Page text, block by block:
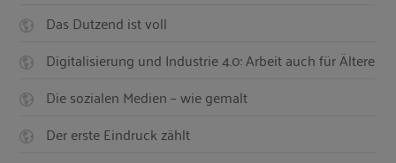
Das Dutzend ist voll
Digitalisierung und Industrie 4.0: Arbeit auch für Ältere
Die sozialen Medien – wie gemalt
Der erste Eindruck zählt